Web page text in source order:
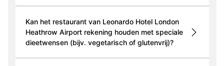
Kan het restaurant van Leonardo Hotel London
Heathrow Airport rekening houden met speciale
dieetwensen (bijv. vegetarisch of glutenvrij)?